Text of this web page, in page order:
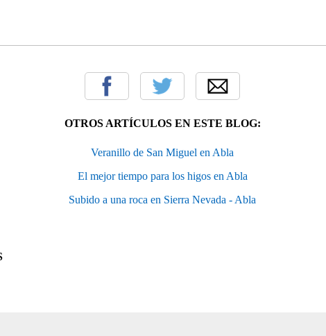
OTROS ARTÍCULOS EN ESTE BLOG:
Veranillo de San Miguel en Abla
El mejor tiempo para los higos en Abla
Subido a una roca en Sierra Nevada - Abla